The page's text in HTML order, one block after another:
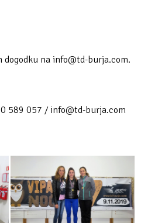
na info@td-burja.com.
589 057 / info@td-burja.com